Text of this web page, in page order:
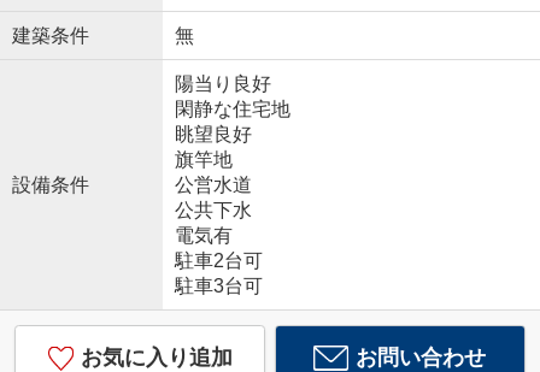
建築条件 無
設備条件
陽当り良好
閑静な住宅地
眺望良好
旗竿地
公営水道
公共下水
電気有
駐車2台可
駐車3台可
お気に入り追加 お問い合わせ